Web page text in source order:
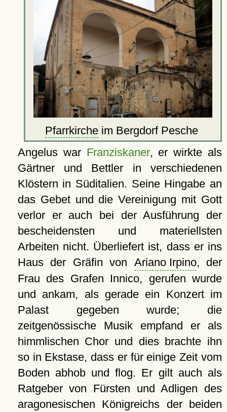
Pfarrkircheim Bergdorf Pesche
Angelus war Franziskaner, er wirkte als
Gärtner und Bettler in verschiedenen
Klöstern in Süditalien. Seine Hingabe an
das Gebet und die Vereinigung mit Gott
verlor er auch bei der Ausführung der
bescheidensten und materiellsten
Arbeiten nicht. Überliefert ist, dass er ins
Haus der Gräfin von Ariano Irpino, der
Frau des Grafen Innico, gerufen wurde
und ankam, als gerade ein Konzert im
Palast gegeben wurde; die
zeitgenössische Musik empfand er als
himmlischen Chor und dies brachte ihn
so in Ekstase, dass er für einige Zeit vom
Boden abhob und flog. Er gilt auch als
Ratgeber von Fürsten und Adligen des
aragonesischen Königreichs der beiden